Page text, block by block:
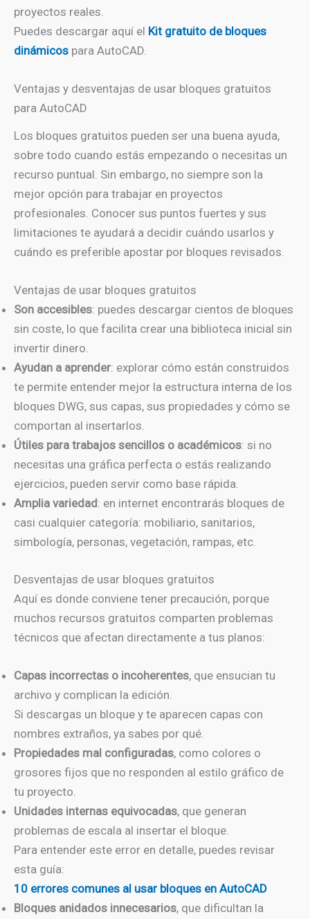
proyectos reales.
Puedes descargar aquí el Kit gratuito de bloques
dinámicos para AutoCAD.
Ventajas y desventajas de usar bloques gratuitos
para AutoCAD
Los bloques gratuitos pueden ser una buena ayuda,
sobre todo cuando estás empezando o necesitas un
recurso puntual. Sin embargo, no siempre son la
mejor opción para trabajar en proyectos
profesionales. Conocer sus puntos fuertes y sus
limitaciones te ayudará a decidir cuándo usarlos y
cuándo es preferible apostar por bloques revisados.
Ventajas de usar bloques gratuitos
Son accesibles: puedes descargar cientos de bloques
sin coste, lo que facilita crear una biblioteca inicial sin
invertir dinero.
Ayudan a aprender: explorar cómo están construidos
te permite entender mejor la estructura interna de los
bloques DWG, sus capas, sus propiedades y cómo se
comportan al insertarlos.
Útiles para trabajos sencillos o académicos: si no
necesitas una gráfica perfecta o estás realizando
ejercicios, pueden servir como base rápida.
Amplia variedad: en internet encontrarás bloques de
casi cualquier categoría: mobiliario, sanitarios,
simbología, personas, vegetación, rampas, etc.
Desventajas de usar bloques gratuitos
Aquí es donde conviene tener precaución, porque
muchos recursos gratuitos comparten problemas
técnicos que afectan directamente a tus planos:
Capas incorrectas o incoherentes, que ensucian tu
archivo y complican la edición.
Si descargas un bloque y te aparecen capas con
nombres extraños, ya sabes por qué.
Propiedades mal configuradas, como colores o
grosores fijos que no responden al estilo gráfico de
tu proyecto.
Unidades internas equivocadas, que generan
problemas de escala al insertar el bloque.
Para entender este error en detalle, puedes revisar
esta guía:
10 errores comunes al usar bloques en AutoCAD
Bloques anidados innecesarios, que dificultan la